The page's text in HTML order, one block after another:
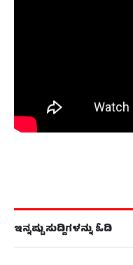
ಇನ್ನಷ್ಟು ಸುದ್ದಿಗಳನ್ನು ಓದಿ